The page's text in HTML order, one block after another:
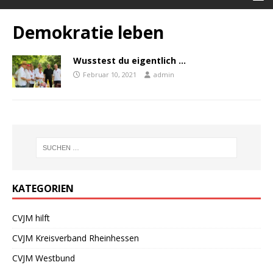
Demokratie leben
Wusstest du eigentlich …
Februar 10, 2021 admin
KATEGORIEN
CVJM hilft
CVJM Kreisverband Rheinhessen
CVJM Westbund